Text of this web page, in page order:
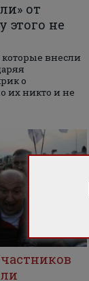
от
этого не
внесли
о
их никто и не